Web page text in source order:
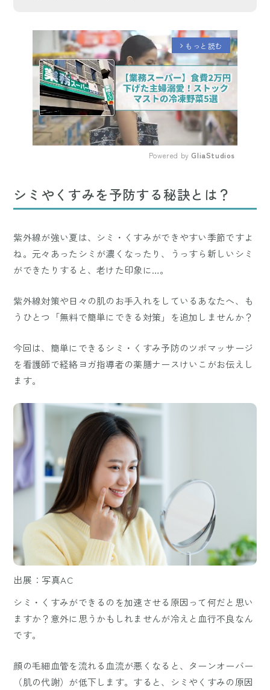
arrow_forward_ios もっと読む
Powered by GliaStudios
シミやくすみを予防する秘訣とは？
紫外線が強い夏は、シミ・くすみができやすい季節ですよ
ね。元々あったシミが濃くなったり、うっすら新しいシミ
ができたりすると、老けた印象に…。
紫外線対策や日々の肌のお手入れをしているあなたへ、も
うひとつ「無料で簡単にできる対策」を追加しませんか？
今回は、簡単にできるシミ・くすみ予防のツボマッサージ
を看護師で経絡ヨガ指導者の薬膳ナースけいこがお伝えし
ます。
出展：写真AC
シミ・くすみができるのを加速させる原因って何だと思い
ますか？意外に思うかもしれませんが冷えと血行不良なん
です。
顔の毛細血管を流れる血流が悪くなると、ターンオーバー
（肌の代謝）が低下します。すると、シミやくすみの原因